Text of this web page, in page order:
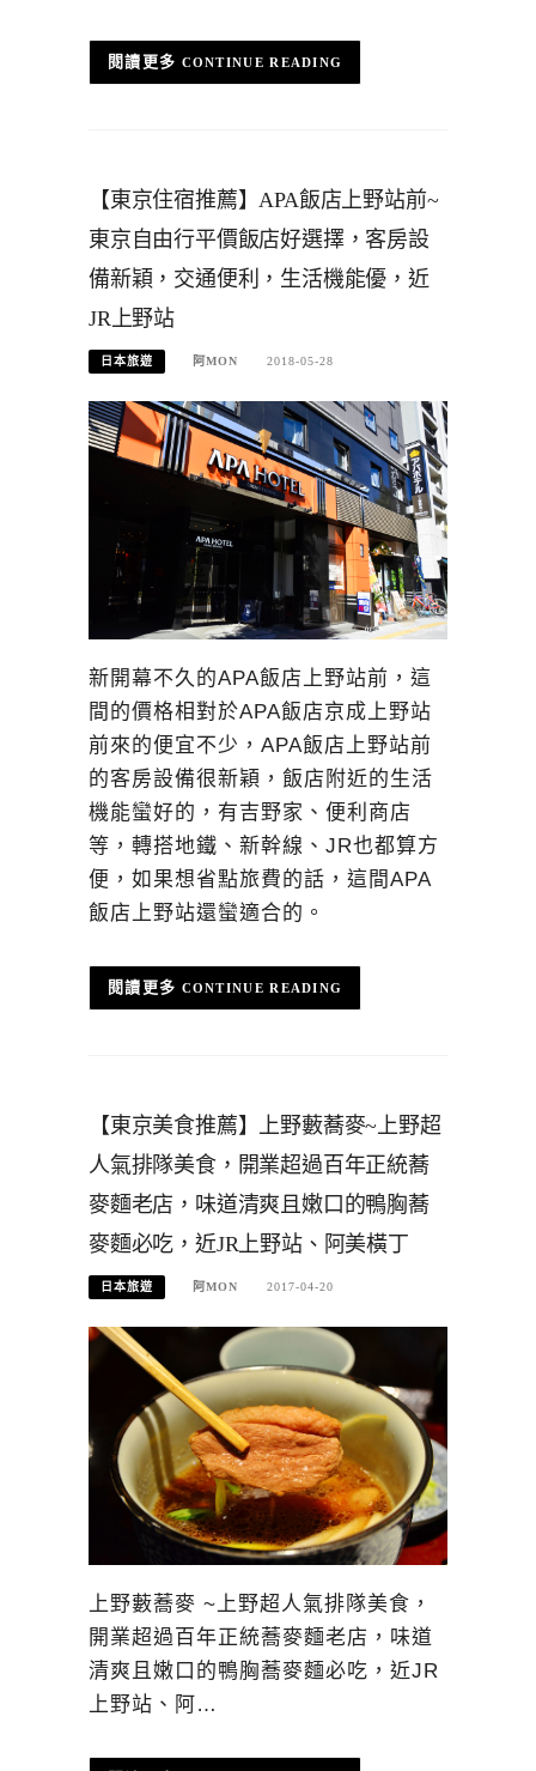
CONTINUE READING
【東京住宿推薦】APA飯店上野站前~
東京自由行平價飯店好選擇，客房設
備新穎，交通便利，生活機能優，近
JR上野站
日本旅遊 阿MON 2018-05-28
新開幕不久的APA飯店上野站前，這
間的價格相對於APA飯店京成上野站
前來的便宜不少，APA飯店上野站前
的客房設備很新穎，飯店附近的生活
機能蠻好的，有吉野家、便利商店
等，轉搭地鐵、新幹線、JR也都算方
便，如果想省點旅費的話，這間APA
飯店上野站還蠻適合的。
CONTINUE READING
【東京美食推薦】上野藪蕎麥~上野超
人氣排隊美食，開業超過百年正統蕎
麥麵老店，味道清爽且嫩口的鴨胸蕎
麥麵必吃，近JR上野站、阿美橫丁
日本旅遊 阿MON 2017-04-20
上野藪蕎麥 ~上野超人氣排隊美食，
開業超過百年正統蕎麥麵老店，味道
清爽且嫩口的鴨胸蕎麥麵必吃，近JR
上野站、阿…